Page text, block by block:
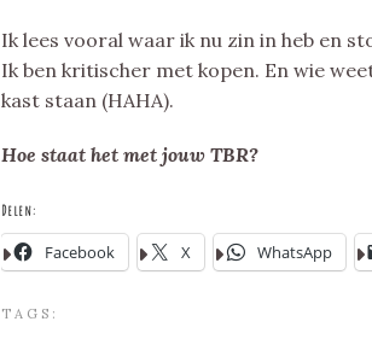
Ik lees vooral waar ik nu zin in heb en
Ik ben kritischer met kopen. En wie
kast staan (HAHA).
Hoe staat het met jouw TBR?
Delen:
Facebook X WhatsApp
TAGS: